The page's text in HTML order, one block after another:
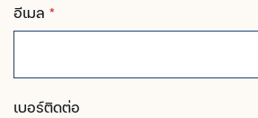
อีเมล *
เบอร์ติดต่อ